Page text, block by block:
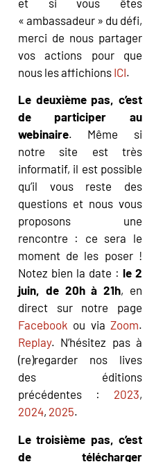
« ambassadeur » du défi,
merci de nous partager
vos actions pour que
nous les affichions ICI.
Le deuxième pas, c’est
de participer au
webinaire. Même si
notre site est très
informatif, il est possible
qu’il vous reste des
questions et nous vous
proposons une
rencontre : ce sera le
moment de les poser !
Notez bien la date : le 2
juin, de 20h à 21h, en
direct sur notre page
Facebook ou via Zoom.
Replay. N’hésitez pas à
(re)regarder nos lives
des éditions
précédentes : 2023,
2024, 2025.
Le troisième pas, c’est
de télécharger